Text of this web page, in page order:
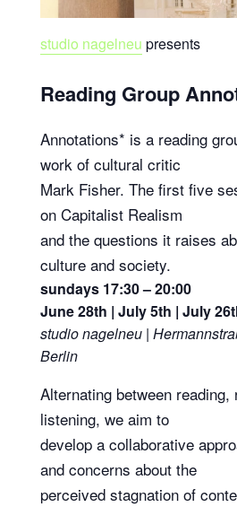
studio nagelneu presents
Reading Group
Annotations* is a reading
work of cultural critic
Mark Fisher. The first five
on Capitalist Realism
and the questions it raises
culture and society.
sundays 17:30 – 20:00
June 28th | July 5th | July
studio nagelneu |
Berlin
Alternating between reading,
listening, we aim to
develop a collaborative
and concerns about the
perceived stagnation of